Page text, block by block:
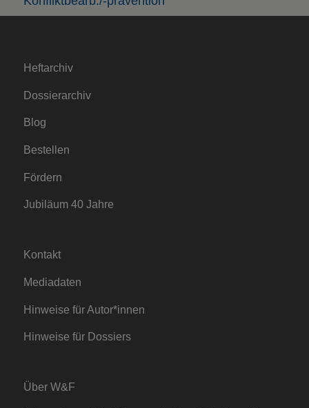
Heftarchiv
Dossierarchiv
Blog
Bestellen
Fördern
Jubiläum 40 Jahre
Kontakt
Mediadaten
Hinweise für Autor*innen
Hinweise für Dossiers
Über W&F